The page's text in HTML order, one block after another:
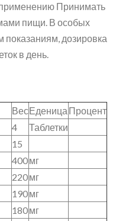
Принимать
пищи. В особых
показаниям, дозировка
в день.
ВесЕденица Процент
4
Таблетки
15
400мг
220мг
190мг
180мг